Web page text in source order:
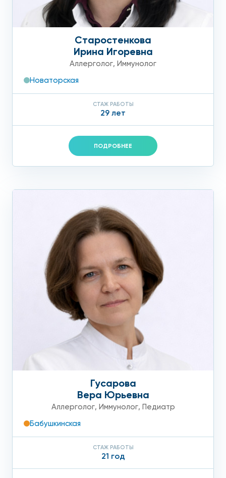
Старостенкова
Ирина Игоревна
Аллерголог, Иммунолог
Новаторская
СТАЖ РАБОТЫ
29 лет
ПОДРОБНЕЕ
Гусарова
Вера Юрьевна
Аллерголог, Иммунолог, Педиатр
Бабушкинская
СТАЖ РАБОТЫ
21 год